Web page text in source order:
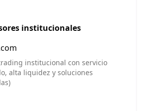
institucionales
institucional con servicio
alta liquidez y soluciones